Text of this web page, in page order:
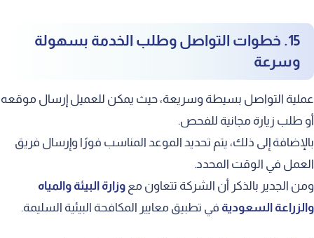
15. خطوات التواصل وطلب الخدمة بسهولة
وسرعة
عملية التواصل بسيطة وسريعة، حيث يمكن للعميل إرسال موقعه
أو طلب زيارة مجانية للفحص.
بالإضافة إلى ذلك، يتم تحديد الموعد المناسب فورًا وإرسال فريق
العمل في الوقت المحدد.
ومن الجدير بالذكر أن الشركة تتعاون مع وزارة البيئة والمياه
والزراعة السعودية في تطبيق معايير المكافحة البيئية السليمة.